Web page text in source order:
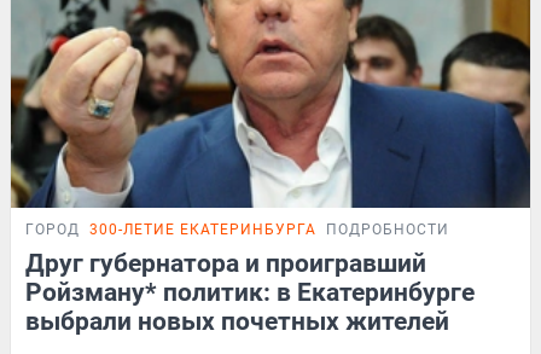
ГОРОД 300-ЛЕТИЕ ЕКАТЕРИНБУРГА ПОДРОБНОСТИ
Друг губернатора и проигравший
Ройзману* политик: в Екатеринбурге
выбрали новых почетных жителей